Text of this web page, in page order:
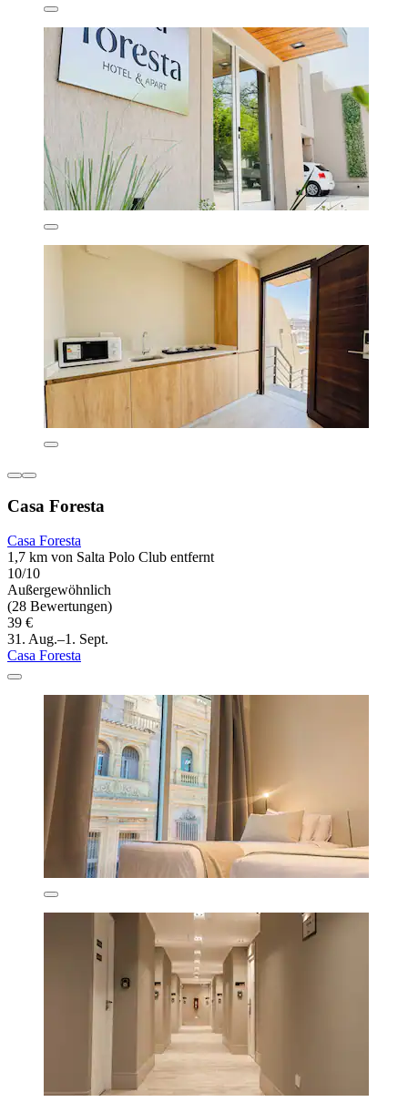
Casa Foresta
Casa Foresta
1,7 km von Salta Polo Club entfernt
10/10
Außergewöhnlich
(28 Bewertungen)
39 €
31. Aug.–1. Sept.
Casa Foresta